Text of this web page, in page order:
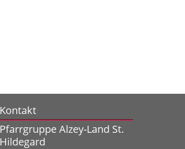
Kontakt
Pfarrgruppe Alzey-Land St.
Hildegard